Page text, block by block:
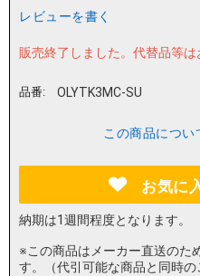
レビューを書く
販売終了しました。 代替品等は
品番: OLYTK3MC-SU
この商品につい
お気に
納期は1週間程度となります。
※この商品はメーカー直送のた
す。（代引可能な商品と同時の